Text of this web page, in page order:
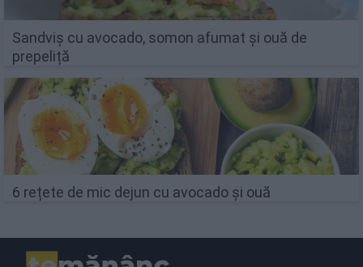
Sandviș cu avocado, somon afumat și ouă de
prepeliță
6 rețete de mic dejun cu avocado și ouă